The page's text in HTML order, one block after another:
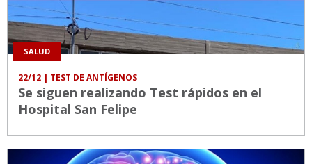
SALUD
22/12 | TEST DE ANTÍGENOS
Se siguen realizando Test rápidos en el
Hospital San Felipe